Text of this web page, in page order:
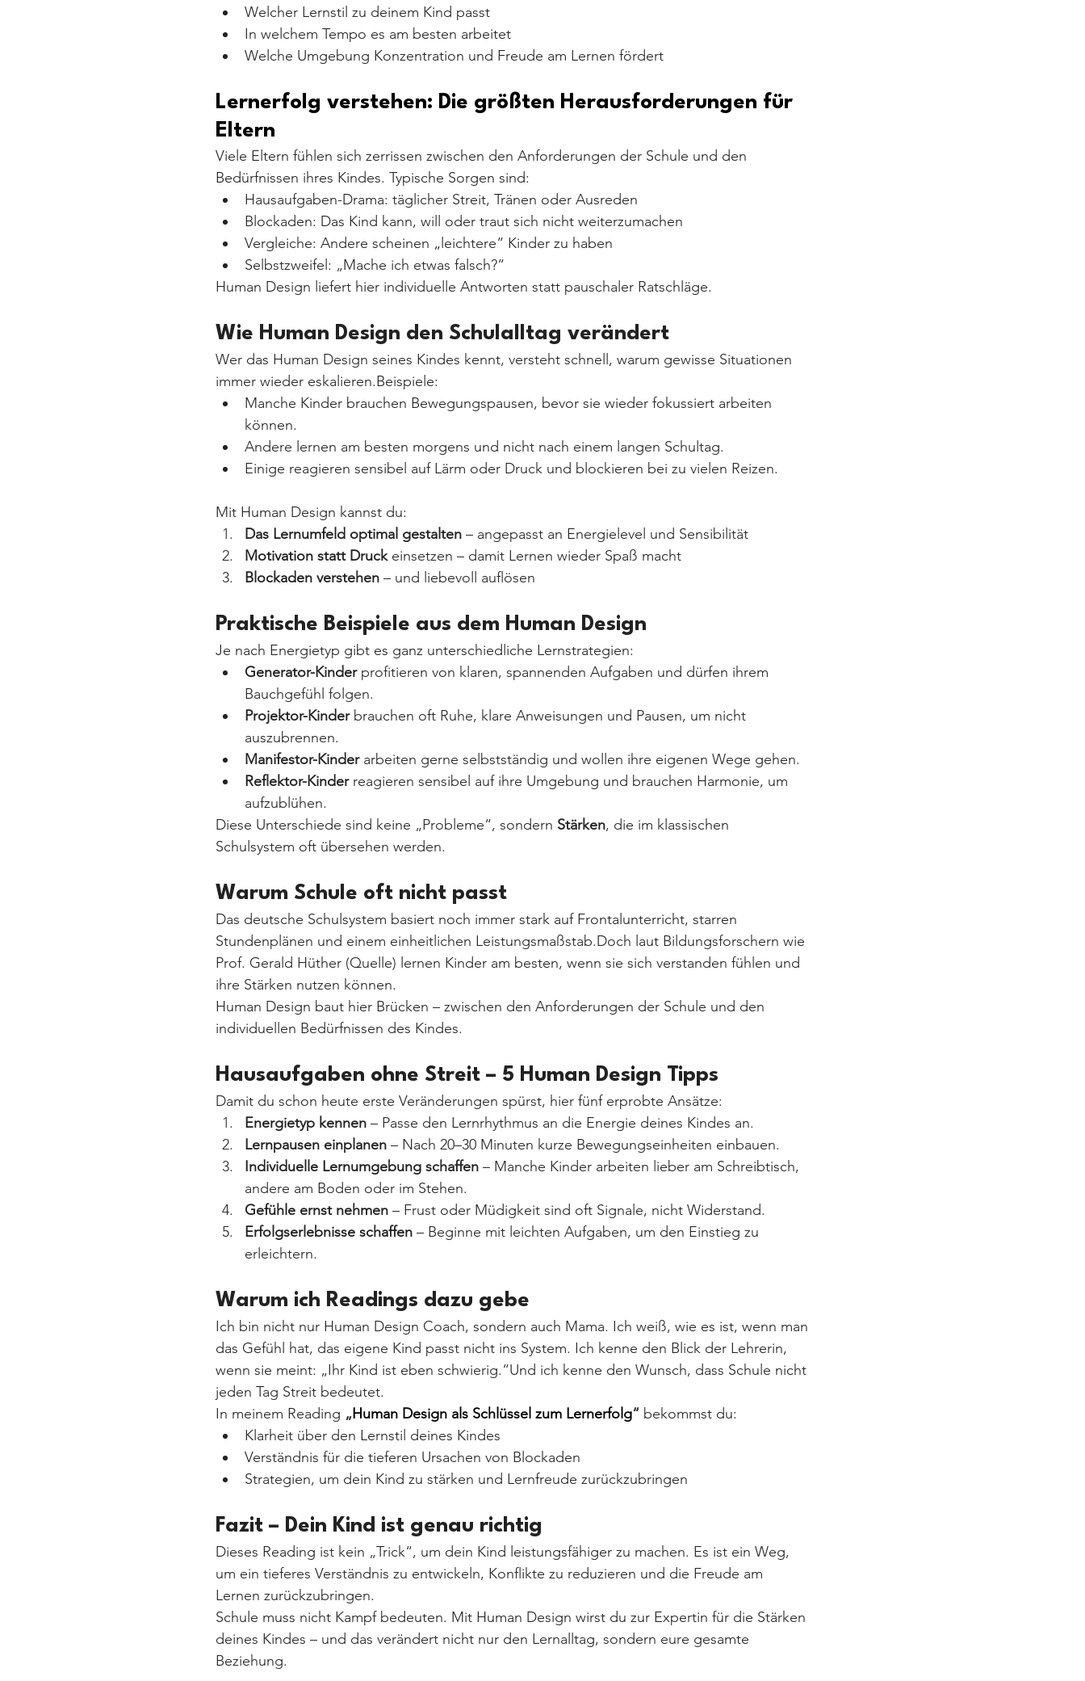
Welcher Lernstil zu deinem Kind passt
In welchem Tempo es am besten arbeitet
Welche Umgebung Konzentration und Freude am Lernen fördert
Lernerfolg verstehen: Die größten Herausforderungen für
Eltern
Viele Eltern fühlen sich zerrissen zwischen den Anforderungen der Schule und den
Bedürfnissen ihres Kindes. Typische Sorgen sind:
Hausaufgaben-Drama: täglicher Streit, Tränen oder Ausreden
Blockaden: Das Kind kann, will oder traut sich nicht weiterzumachen
Vergleiche: Andere scheinen „leichtere“ Kinder zu haben
Selbstzweifel: „Mache ich etwas falsch?“
Human Design liefert hier individuelle Antworten statt pauschaler Ratschläge.
Wie Human Design den Schulalltag verändert
Wer das Human Design seines Kindes kennt, versteht schnell, warum gewisse Situationen
immer wieder eskalieren.Beispiele:
Manche Kinder brauchen Bewegungspausen, bevor sie wieder fokussiert arbeiten
können.
Andere lernen am besten morgens und nicht nach einem langen Schultag.
Einige reagieren sensibel auf Lärm oder Druck und blockieren bei zu vielen Reizen.
Mit Human Design kannst du:
Das Lernumfeld optimal gestalten – angepasst an Energielevel und Sensibilität
Motivation statt Druck einsetzen – damit Lernen wieder Spaß macht
Blockaden verstehen – und liebevoll auflösen
Praktische Beispiele aus dem Human Design
Je nach Energietyp gibt es ganz unterschiedliche Lernstrategien:
Generator-Kinder profitieren von klaren, spannenden Aufgaben und dürfen ihrem
Bauchgefühl folgen.
Projektor-Kinder brauchen oft Ruhe, klare Anweisungen und Pausen, um nicht
auszubrennen.
Manifestor-Kinder arbeiten gerne selbstständig und wollen ihre eigenen Wege gehen.
Reflektor-Kinder reagieren sensibel auf ihre Umgebung und brauchen Harmonie, um
aufzublühen.
Diese Unterschiede sind keine „Probleme“, sondern Stärken, die im klassischen
Schulsystem oft übersehen werden.
Warum Schule oft nicht passt
Das deutsche Schulsystem basiert noch immer stark auf Frontalunterricht, starren
Stundenplänen und einem einheitlichen Leistungsmaßstab.Doch laut Bildungsforschern wie
Prof. Gerald Hüther (Quelle) lernen Kinder am besten, wenn sie sich verstanden fühlen und
ihre Stärken nutzen können.
Human Design baut hier Brücken – zwischen den Anforderungen der Schule und den
individuellen Bedürfnissen des Kindes.
Hausaufgaben ohne Streit – 5 Human Design Tipps
Damit du schon heute erste Veränderungen spürst, hier fünf erprobte Ansätze:
Energietyp kennen – Passe den Lernrhythmus an die Energie deines Kindes an.
Lernpausen einplanen – Nach 20–30 Minuten kurze Bewegungseinheiten einbauen.
Individuelle Lernumgebung schaffen – Manche Kinder arbeiten lieber am Schreibtisch,
andere am Boden oder im Stehen.
Gefühle ernst nehmen – Frust oder Müdigkeit sind oft Signale, nicht Widerstand.
Erfolgserlebnisse schaffen – Beginne mit leichten Aufgaben, um den Einstieg zu
erleichtern.
Warum ich Readings dazu gebe
Ich bin nicht nur Human Design Coach, sondern auch Mama. Ich weiß, wie es ist, wenn man
das Gefühl hat, das eigene Kind passt nicht ins System. Ich kenne den Blick der Lehrerin,
wenn sie meint: „Ihr Kind ist eben schwierig.“Und ich kenne den Wunsch, dass Schule nicht
jeden Tag Streit bedeutet.
In meinem Reading „Human Design als Schlüssel zum Lernerfolg“ bekommst du:
Klarheit über den Lernstil deines Kindes
Verständnis für die tieferen Ursachen von Blockaden
Strategien, um dein Kind zu stärken und Lernfreude zurückzubringen
Fazit – Dein Kind ist genau richtig
Dieses Reading ist kein „Trick“, um dein Kind leistungsfähiger zu machen. Es ist ein Weg,
um ein tieferes Verständnis zu entwickeln, Konflikte zu reduzieren und die Freude am
Lernen zurückzubringen.
Schule muss nicht Kampf bedeuten. Mit Human Design wirst du zur Expertin für die Stärken
deines Kindes – und das verändert nicht nur den Lernalltag, sondern eure gesamte
Beziehung.